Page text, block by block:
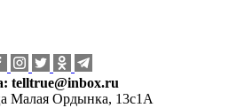
telltrue@inbox.ru
Малая Ордынка, 13с1А